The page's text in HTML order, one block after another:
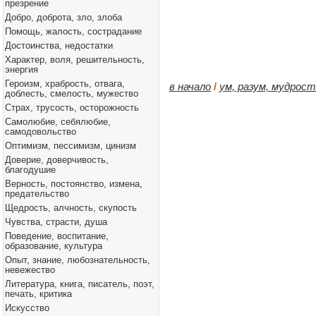
презрение
Добро, доброта, зло, злоба
Помощь, жалость, сострадание
Достоинства, недостатки
Характер, воля, решительность,
энергия
Героизм, храбрость, отвага,
доблесть, смелость, мужество
Страх, трусость, осторожность
Самолюбие, себялюбие,
самодовольство
Оптимизм, пессимизм, цинизм
Доверие, доверчивость,
благодушие
Верность, постоянство, измена,
предательство
Щедрость, алчность, скупость
Чувства, страсти, душа
Поведение, воспитание,
образование, культура
Опыт, знание, любознательность,
невежество
Литература, книга, писатель, поэт,
печать, критика
Искусство
в начало / ум, разум,